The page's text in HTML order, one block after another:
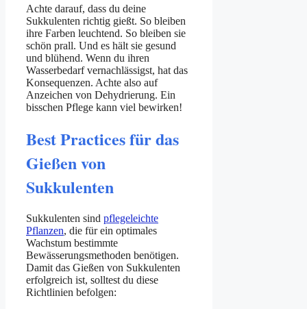
Achte darauf, dass du deine
Sukkulenten richtig gießt. So bleiben
ihre Farben leuchtend. So bleiben sie
schön prall. Und es hält sie gesund
und blühend. Wenn du ihren
Wasserbedarf vernachlässigst, hat das
Konsequenzen. Achte also auf
Anzeichen von Dehydrierung. Ein
bisschen Pflege kann viel bewirken!
Best Practices für das
Gießen von
Sukkulenten
Sukkulenten sind pflegeleichte
Pflanzen, die für ein optimales
Wachstum bestimmte
Bewässerungsmethoden benötigen.
Damit das Gießen von Sukkulenten
erfolgreich ist, solltest du diese
Richtlinien befolgen: